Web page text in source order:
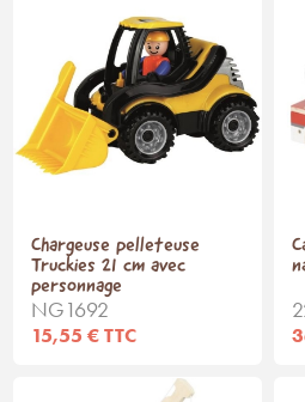
Chargeuse pelleteuse
Truckies 21 cm avec
personnage
NG1692
15,55 € TTC